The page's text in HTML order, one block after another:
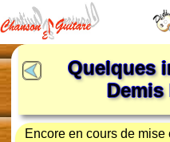
Quelques
Encore en cours de